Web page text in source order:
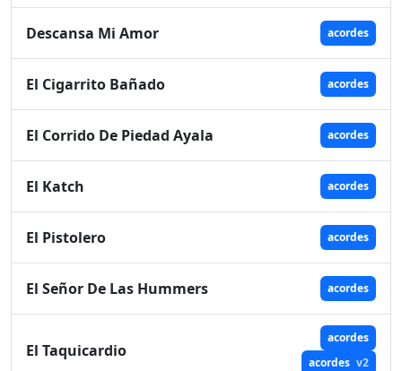
Descansa Mi Amor acordes
El Cigarrito Bañado acordes
El Corrido De Piedad Ayala acordes
El Katch acordes
El Pistolero acordes
El Señor De Las Hummers acordes
El Taquicardio
acordes
acordes v2